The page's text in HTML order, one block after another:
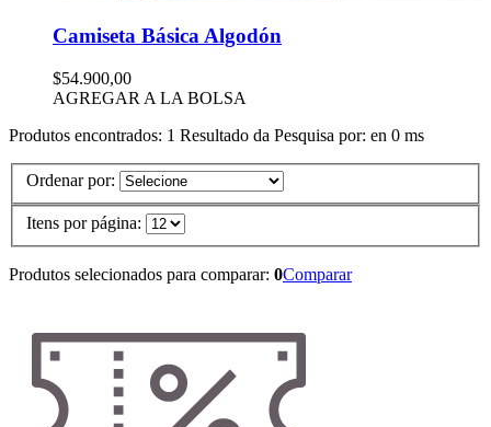
Camiseta Básica Algodón
$54.900,00
AGREGAR A LA BOLSA
Produtos encontrados: 1 Resultado da Pesquisa por: en 0 ms
Ordenar por:
Itens por página:
Produtos selecionados para comparar: 0Comparar